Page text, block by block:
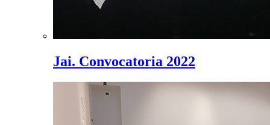
Jai. Convocatoria 2022